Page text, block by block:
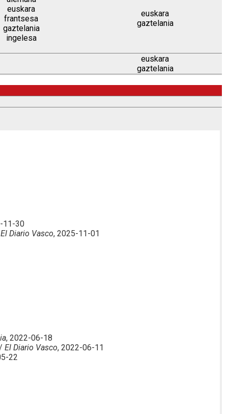
euskara
frantsesa
gaztelania
ingelesa
euskara
gaztelania
euskara
gaztelania
11-30
El Diario Vasco, 2025-11-01
, 2022-06-18
/El Diario Vasco, 2022-06-11
22